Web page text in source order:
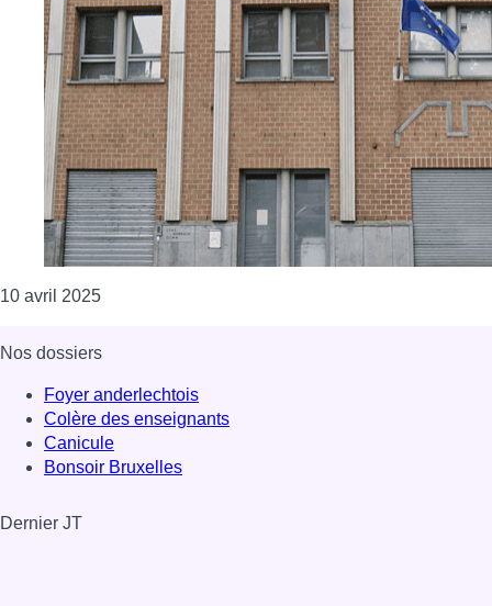
10 avril 2025Consulter l'article "CPAS d’Anderlecht : l’ex-
Nos dossiers
Foyer anderlechtois
Colère des enseignants
Canicule
Bonsoir Bruxelles
Dernier JT